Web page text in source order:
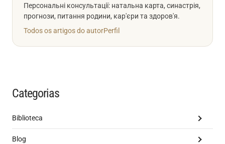
Персональні консультації: натальна карта, синастрія,
прогнози, питання родини, кар'єри та здоров'я.
Todos os artigos do autorPerfil
Categorias
Biblioteca
Blog